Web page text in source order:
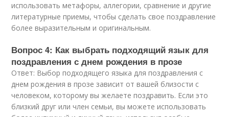
использовать метафоры, аллегории, сравнение и другие
литературные приемы, чтобы сделать свое поздравление
более выразительным и оригинальным.
Вопрос 4: Как выбрать подходящий язык для
поздравления с днем рождения в прозе
Ответ: Выбор подходящего языка для поздравления с
днем рождения в прозе зависит от вашей близости с
человеком, которому вы желаете поздравить. Если это
близкий друг или член семьи, вы можете использовать